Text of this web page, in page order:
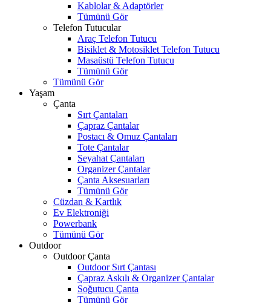
Kablolar & Adaptörler
Tümünü Gör
Telefon Tutucular
Araç Telefon Tutucu
Bisiklet & Motosiklet Telefon Tutucu
Masaüstü Telefon Tutucu
Tümünü Gör
Tümünü Gör
Yaşam
Çanta
Sırt Çantaları
Çapraz Çantalar
Postacı & Omuz Çantaları
Tote Çantalar
Seyahat Çantaları
Organizer Çantalar
Çanta Aksesuarları
Tümünü Gör
Cüzdan & Kartlık
Ev Elektroniği
Powerbank
Tümünü Gör
Outdoor
Outdoor Çanta
Outdoor Sırt Çantası
Çapraz Askılı & Organizer Çantalar
Soğutucu Çanta
Tümünü Gör